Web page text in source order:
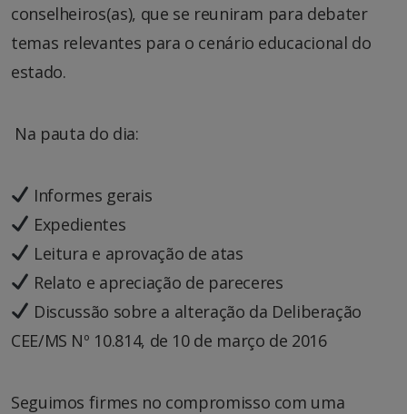
conselheiros(as), que se reuniram para debater
temas relevantes para o cenário educacional do
estado.
️ Na pauta do dia:
Informes gerais
Expedientes
Leitura e aprovação de atas
Relato e apreciação de pareceres
Discussão sobre a alteração da Deliberação
CEE/MS Nº 10.814, de 10 de março de 2016
Seguimos firmes no compromisso com uma